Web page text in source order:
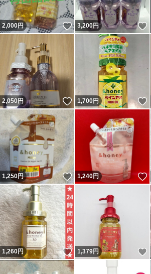
2,000円 いいね！
3,200円
2,050円 いいね！
1,700円
1,250円 いいね！
1,240円
1,260円 いいね！
1,379円